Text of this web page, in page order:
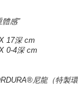
體感”
17深cm
0-4深cm
尼龍（特製